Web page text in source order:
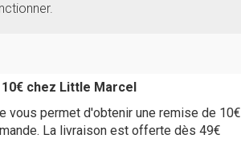
chez Little Marcel
vous permet d'obtenir une remise de 10€
La livraison est offerte dès 49€